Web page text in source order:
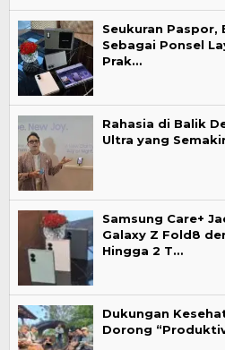
Seukuran Paspor,
Sebagai Ponsel
Prak…
Rahasia di Balik
Ultra yang
Samsung Care+
Galaxy Z Fold8
Hingga 2 T…
Dukungan
Dorong